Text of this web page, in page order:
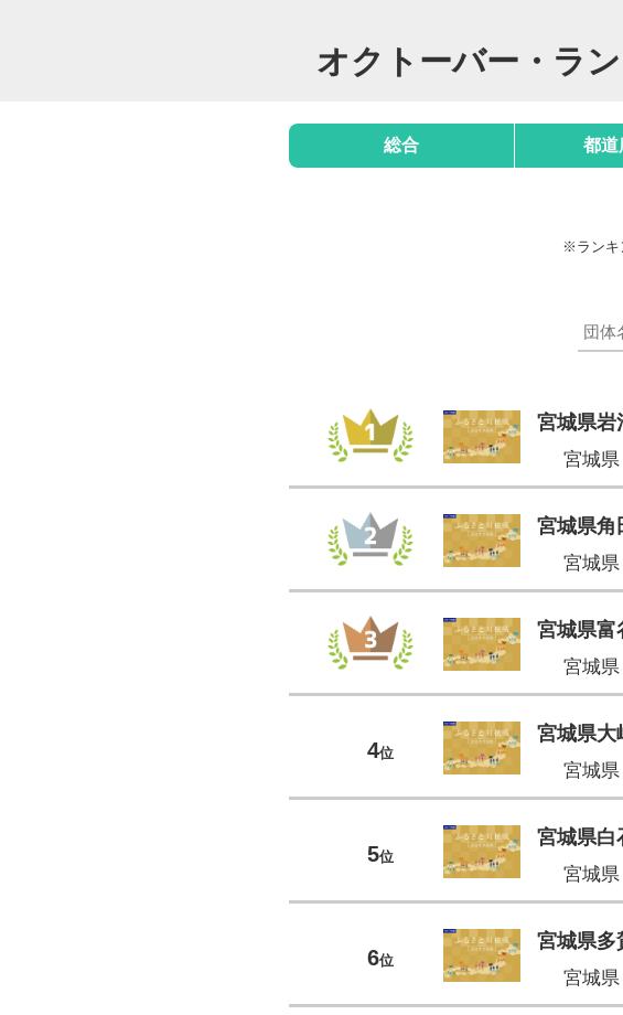
オクトーバー・ラ
総合 都道
※ランキ
宮城県岩
宮城県
宮城県角
宮城県
宮城県富
宮城県
4位
宮城県大
宮城県
5位
宮城県白
宮城県
6位
宮城県多
宮城県